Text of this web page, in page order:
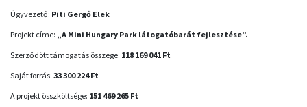
Ügyvezető: Piti Gergő Elek
Projekt címe: „A Mini Hungary Park látogatóbarát fejlesztése”.
Szerződött támogatás összege: 118 169 041 Ft
Saját forrás: 33 300 224 Ft
A projekt összköltsége: 151 469 265 Ft